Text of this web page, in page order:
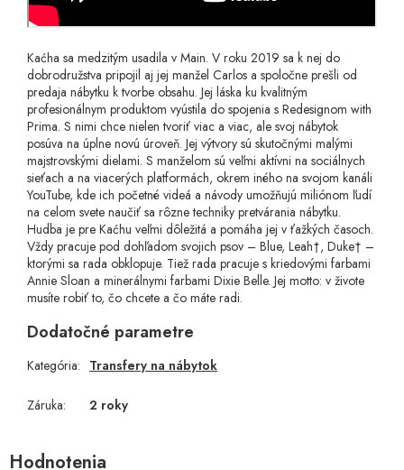
Kaćha sa medzitým usadila v Main. V roku 2019 sa k nej do
dobrodružstva pripojil aj jej manžel Carlos a spoločne prešli od
predaja nábytku k tvorbe obsahu. Jej láska ku kvalitným
profesionálnym produktom vyústila do spojenia s Redesignom with
Prima. S nimi chce nielen tvoriť viac a viac, ale svoj nábytok
posúva na úplne novú úroveň. Jej výtvory sú skutočnými malými
majstrovskými dielami. S manželom sú veľmi aktívni na sociálnych
sieťach a na viacerých platformách, okrem iného na svojom kanáli
YouTube, kde ich početné videá a návody umožňujú miliónom ľudí
na celom svete naučiť sa rôzne techniky pretvárania nábytku.
Hudba je pre Kaćhu veľmi dôležitá a pomáha jej v ťažkých časoch.
Vždy pracuje pod dohľadom svojich psov – Blue, Leah†, Duke† –
ktorými sa rada obklopuje. Tiež rada pracuje s kriedovými farbami
Annie Sloan a minerálnymi farbami Dixie Belle. Jej motto: v živote
musíte robiť to, čo chcete a čo máte radi.
Dodatočné parametre
Kategória: Transfery na nábytok
Záruka: 2 roky